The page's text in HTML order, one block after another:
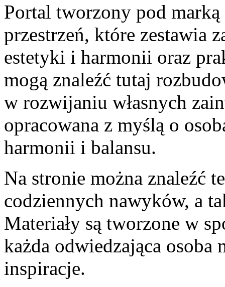
Portal tworzony pod
przestrzeń, które zestawia
estetyki i harmonii oraz
mogą znaleźć tutaj
w rozwijaniu własnych
opracowana z myślą o
harmonii i balansu.
Na stronie można znaleźć
codziennych nawyków, a
Materiały są tworzone w
każda odwiedzająca osoba
inspiracje.